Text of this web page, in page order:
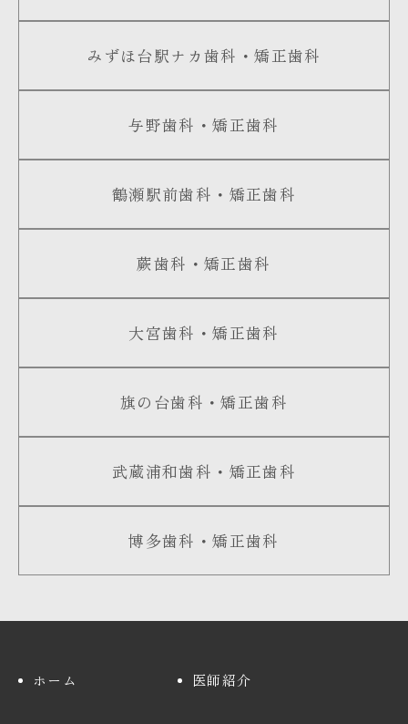
みずほ台駅ナカ歯科・矯正歯科
与野歯科・矯正歯科
鶴瀬駅前歯科・矯正歯科
蕨歯科・矯正歯科
大宮歯科・矯正歯科
旗の台歯科・矯正歯科
武蔵浦和歯科・矯正歯科
博多歯科・矯正歯科
ホーム 医師紹介